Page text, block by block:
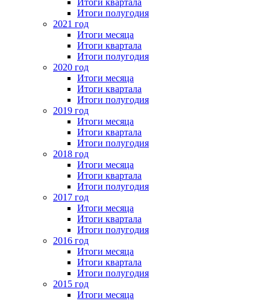
Итоги квартала
Итоги полугодия
2021 год
Итоги месяца
Итоги квартала
Итоги полугодия
2020 год
Итоги месяца
Итоги квартала
Итоги полугодия
2019 год
Итоги месяца
Итоги квартала
Итоги полугодия
2018 год
Итоги месяца
Итоги квартала
Итоги полугодия
2017 год
Итоги месяца
Итоги квартала
Итоги полугодия
2016 год
Итоги месяца
Итоги квартала
Итоги полугодия
2015 год
Итоги месяца